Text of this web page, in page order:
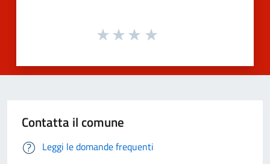
Contatta il comune
Leggi le domande frequenti